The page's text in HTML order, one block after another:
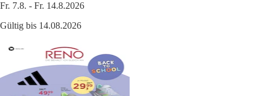
Fr. 7.8. - Fr. 14.8.2026
Gültig bis 14.08.2026